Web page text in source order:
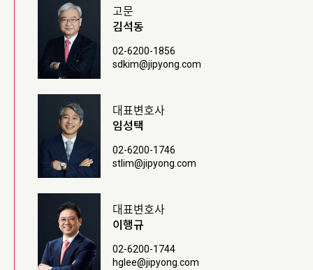
고문
김석동
02-6200-1856
sdkim@jipyong.com
대표변호사
임성택
02-6200-1746
stlim@jipyong.com
대표변호사
이행규
02-6200-1744
hglee@jipyong.com